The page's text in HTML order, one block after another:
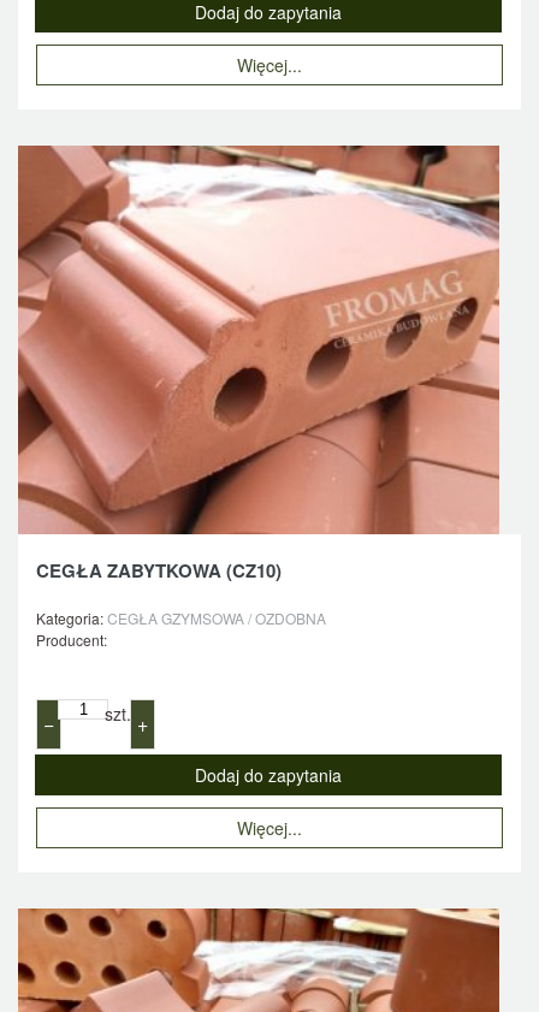
Więcej...
CEGŁA ZABYTKOWA (CZ10)
Kategoria:CEGŁA GZYMSOWA / OZDOBNA
Producent:
− szt. +
Więcej...